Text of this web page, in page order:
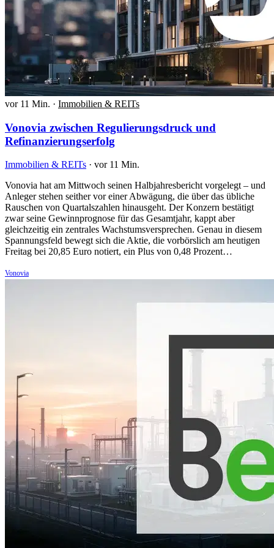
vor 11 Min. · Immobilien & REITs
Vonovia zwischen Regulierungsdruck und
Refinanzierungserfolg
Immobilien & REITs · vor 11 Min.
Vonovia hat am Mittwoch seinen Halbjahresbericht vorgelegt – und
Anleger stehen seither vor einer Abwägung, die über das übliche
Rauschen von Quartalszahlen hinausgeht. Der Konzern bestätigt
zwar seine Gewinnprognose für das Gesamtjahr, kappt aber
gleichzeitig ein zentrales Wachstumsversprechen. Genau in diesem
Spannungsfeld bewegt sich die Aktie, die vorbörslich am heutigen
Freitag bei 20,85 Euro notiert, ein Plus von 0,48 Prozent…
Vonovia